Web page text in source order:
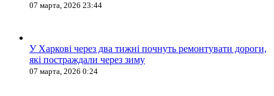
07 марта, 2026 23:44
У Харкові через два тижні почнуть ремонтувати дороги,
які постраждали через зиму
07 марта, 2026 0:24